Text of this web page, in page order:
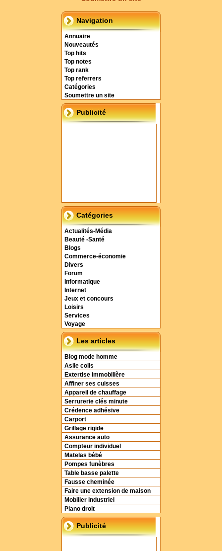
Navigation
Annuaire
Nouveautés
Top hits
Top notes
Top rank
Top referrers
Catégories
Soumettre un site
Publicité
Catégories
Actualités-Média
Beauté -Santé
Blogs
Commerce-économie
Divers
Forum
Informatique
Internet
Jeux et concours
Loisirs
Services
Voyage
Les articles
Blog mode homme
Asile colis
Extertise immobilière
Affiner ses cuisses
Appareil de chauffage
Serrurerie clés minute
Crédence adhésive
Carport
Grillage rigide
Assurance auto
Compteur individuel
Matelas bébé
Pompes funèbres
Table basse palette
Fausse cheminée
Faire une extension de maison
Mobilier industriel
Piano droit
Publicité